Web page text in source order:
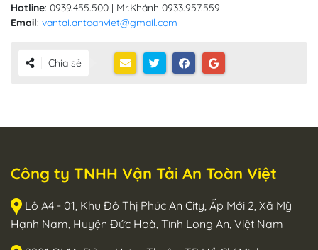
Hotline: 0939.455.500 | Mr.Khánh 0933.957.559
Email: vantai.antoanviet@gmail.com
Chia sẻ
Công ty TNHH Vận Tải An Toàn Việt
Lô A4 - 01, Khu Đô Thị Phúc An City, Ấp Mới 2, Xã Mỹ
Hạnh Nam, Huyện Đức Hoà, Tỉnh Long An, Việt Nam